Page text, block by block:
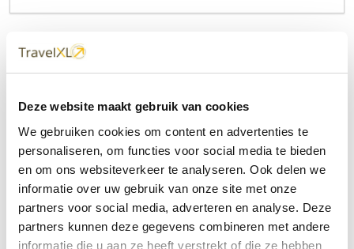
Deze website maakt gebruik van cookies
We gebruiken cookies om content en advertenties te
personaliseren, om functies voor social media te bieden
en om ons websiteverkeer te analyseren. Ook delen we
informatie over uw gebruik van onze site met onze
partners voor social media, adverteren en analyse. Deze
partners kunnen deze gegevens combineren met andere
informatie die u aan ze heeft verstrekt of die ze hebben
Contactformulier
Uw naam
Uw e-mailadres